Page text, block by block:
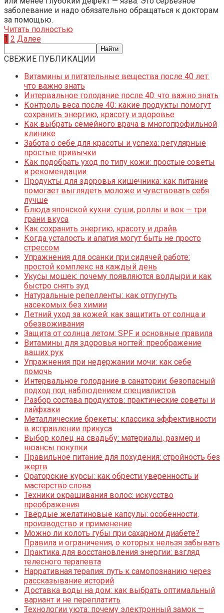
заболевание и надо обязательно обращаться к докторам
за помощью.
Читать полностью
Пагинация
1 2 Далее
СВЕЖИЕ ПУБЛИКАЦИИ
Витамины и питательные вещества после 40 лет:
что важно знать
Интервальное голодание после 40: что важно знать
Контроль веса после 40: какие продукты помогут
сохранить энергию, красоту и здоровье
Как выбрать семейного врача в многопрофильной
клинике
Забота о себе для красоты и успеха: регулярные
простые привычки
Как подобрать уход по типу кожи: простые советы
и рекомендации
Продукты для здоровья кишечника: как питание
помогает выглядеть моложе и чувствовать себя
лучше
Блюда японской кухни: суши, роллы и вок — три
грани вкуса
Как сохранить энергию, красоту и драйв
Когда усталость и апатия могут быть не просто
стрессом
Упражнения для осанки при сидячей работе:
простой комплекс на каждый день
Укусы мошек: почему появляются волдыри и как
быстро снять зуд
Натуральные репелленты: как отпугнуть
насекомых без химии
Летний уход за кожей: как защитить от солнца и
обезвоживания
Защита от солнца летом: SPF и основные правила
Витамины для здоровья ногтей: преображение
ваших рук
Упражнения при недержании мочи: как себе
помочь
Интервальное голодание в санатории: безопасный
подход под наблюдением специалистов
Разбор состава продуктов: практические советы и
лайфхаки
Металлические брекеты: классика эффективности
в исправлении прикуса
Выбор колец на свадьбу: материалы, размер и
нюансы покупки
Правильное питание для похудения: стройность без
жертв
Ораторские курсы: как обрести уверенность и
мастерство слова
Техники окрашивания волос: искусство
преображения
Твёрдые желатиновые капсулы: особенности,
производство и применение
Можно ли колоть губы при сахарном диабете?
Правила и ограничения, о которых нельзя забывать
Практика для восстановления энергии: взгляд
телесного терапевта
Нарративная терапия: путь к самопознанию через
рассказывание историй
Доставка воды на дом: как выбрать оптимальный
вариант и не переплатить
Технологии уюта: почему электронный замок —